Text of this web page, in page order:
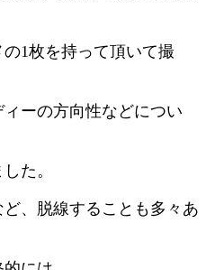
1枚を持って頂いて撮
ーの方向性などについ
た。
、脱線することも多々あ